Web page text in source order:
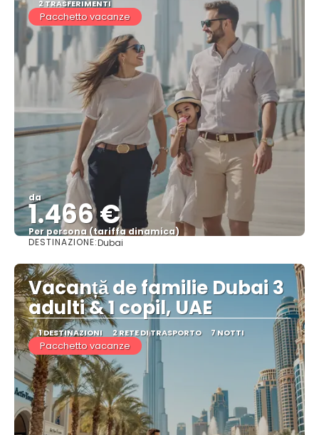
2 TRASFERIMENTI
Pacchetto vacanze
da
1.466 €
Per persona (tariffa dinamica)
DESTINAZIONE:Dubai
Vacanță de familie Dubai 3
adulti & 1 copil, UAE
1 DESTINAZIONI 2 RETE DI TRASPORTO 7 NOTTI
Pacchetto vacanze